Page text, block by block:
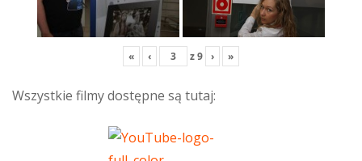
« ‹ z9 › »
Wszystkie filmy dostępne są tutaj: